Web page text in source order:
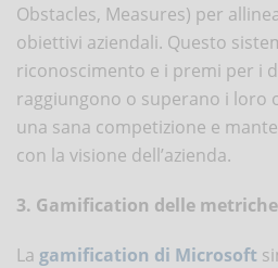
Obstacles, Measures) per
obiettivi aziendali. Questo
riconoscimento e i premi per i
raggiungono o superano i loro
una sana competizione e
con la visione dell’azienda.
3. Gamification delle
La gamification di Microsoft